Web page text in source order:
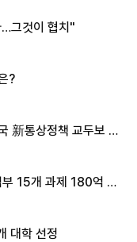
그것이 협치"
?
新통상정책 교두보 활
15개 과제 180억 지
대학 선정